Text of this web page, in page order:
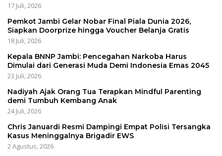
17 Juli, 2026
Pemkot Jambi Gelar Nobar Final Piala Dunia 2026,
Siapkan Doorprize hingga Voucher Belanja Gratis
18 Juli, 2026
Kepala BNNP Jambi: Pencegahan Narkoba Harus
Dimulai dari Generasi Muda Demi Indonesia Emas 2045
23 Juli, 2026
Nadiyah Ajak Orang Tua Terapkan Mindful Parenting
demi Tumbuh Kembang Anak
24 Juli, 2026
Chris Januardi Resmi Dampingi Empat Polisi Tersangka
Kasus Meninggalnya Brigadir EWS
2 Agustus, 2026